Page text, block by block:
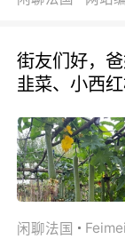
街友们好，
韭菜、小西
闲聊法国 Feimei